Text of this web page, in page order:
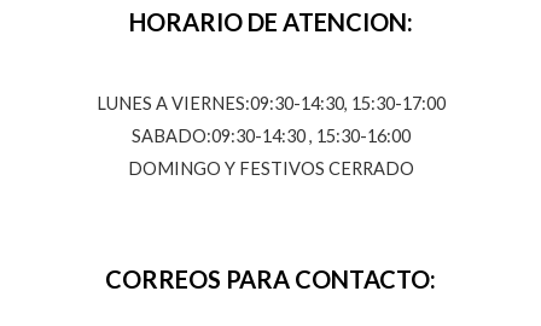
HORARIO DE ATENCION:
LUNES A VIERNES:09:30-14:30, 15:30-17:00
SABADO:09:30-14:30 , 15:30-16:00
DOMINGO Y FESTIVOS CERRADO
CORREOS PARA CONTACTO: